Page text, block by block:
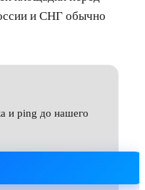
и СНГ обычно
и ping до нашего